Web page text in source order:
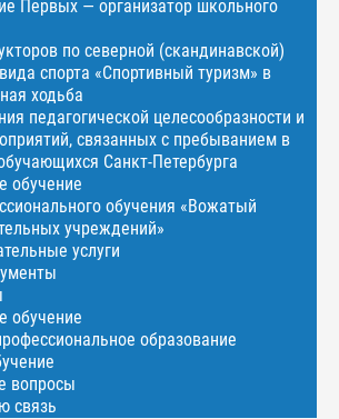
Первых — организатор школьного
по северной (скандинавской)
спорта «Спортивный туризм» в
ходьба
педагогической целесообразности и
связанных с пребыванием в
Санкт-Петербурга
обучение
обучения «Вожатый
учреждений»
услуги
обучение
образование
вопросы
связь